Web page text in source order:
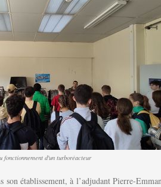
fonctionnement d'un turboréacteur
établissement, à l’adjudant Pierre-